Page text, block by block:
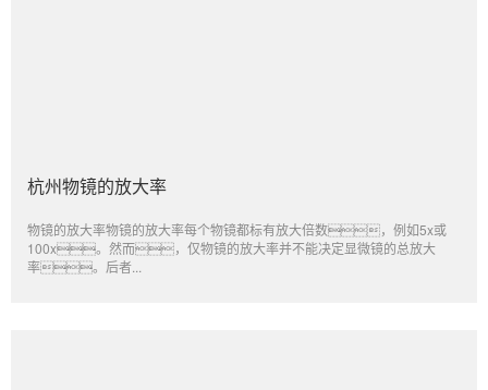
杭州物镜的放大率
物镜的放大率物镜的放大率每个物镜都标有放大倍数，例如5x或
100x。然而，仅物镜的放大率并不能决定显微镜的总放大
率。后者...